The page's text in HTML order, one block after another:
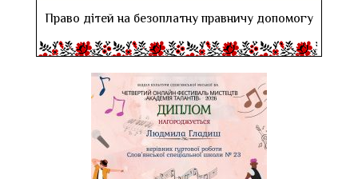
Право дітей на безоплатну правничу допомогу